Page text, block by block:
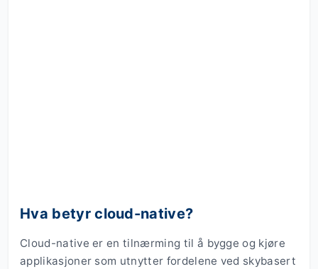
Hva betyr cloud-native?
Cloud-native er en tilnærming til å bygge og kjøre
applikasjoner som utnytter fordelene ved skybasert